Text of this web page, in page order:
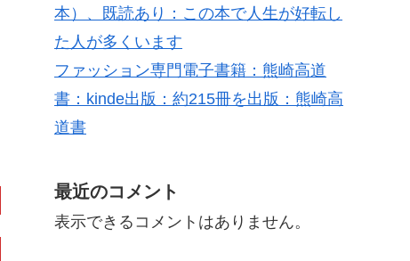
本）、既読あり：この本で人生が好転し
た人が多くいます
ファッション専門電子書籍：熊崎高道
書：kinde出版：約215冊を出版：熊崎高
道書
最近のコメント
表示できるコメントはありません。